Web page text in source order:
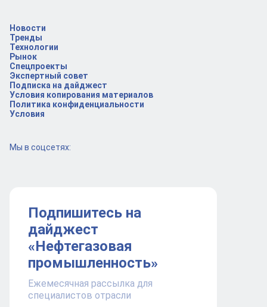
Новости
Тренды
Технологии
Рынок
Спецпроекты
Экспертный совет
Подписка на дайджест
Условия копирования материалов
Политика конфиденциальности
Условия
Мы в соцсетях:
Подпишитесь на
дайджест
«Нефтегазовая
промышленность»
Ежемесячная рассылка для
специалистов отрасли